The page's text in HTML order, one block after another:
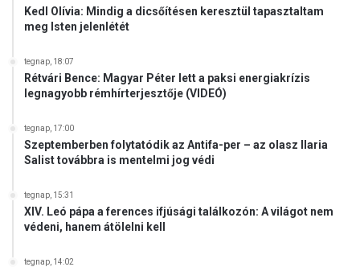
Kedl Olívia: Mindig a dicsőítésen keresztül tapasztaltam
meg Isten jelenlétét
tegnap, 18:07
Rétvári Bence: Magyar Péter lett a paksi energiakrízis
legnagyobb rémhírterjesztője (VIDEÓ)
tegnap, 17:00
Szeptemberben folytatódik az Antifa-per – az olasz Ilaria
Salist továbbra is mentelmi jog védi
tegnap, 15:31
XIV. Leó pápa a ferences ifjúsági találkozón: A világot nem
védeni, hanem átölelni kell
tegnap, 14:02